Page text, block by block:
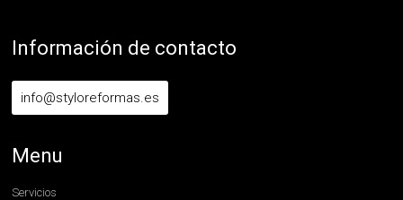
Información de contacto
info@styloreformas.es
Menu
Servicios